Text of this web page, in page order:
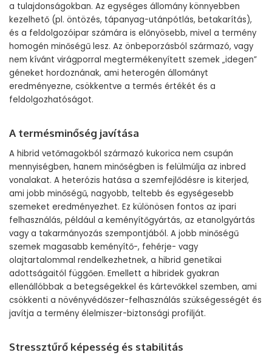
a tulajdonságokban. Az egységes állomány könnyebben
kezelhető (pl. öntözés, tápanyag-utánpótlás, betakarítás),
és a feldolgozóipar számára is előnyösebb, mivel a termény
homogén minőségű lesz. Az önbeporzásból származó, vagy
nem kívánt virágporral megtermékenyített szemek „idegen”
géneket hordoznának, ami heterogén állományt
eredményezne, csökkentve a termés értékét és a
feldolgozhatóságot.
A termésminőség javítása
A hibrid vetőmagokból származó kukorica nem csupán
mennyiségben, hanem minőségben is felülmúlja az inbred
vonalakat. A heterózis hatása a szemfejlődésre is kiterjed,
ami jobb minőségű, nagyobb, teltebb és egységesebb
szemeket eredményezhet. Ez különösen fontos az ipari
felhasználás, például a keményítőgyártás, az etanolgyártás
vagy a takarmányozás szempontjából. A jobb minőségű
szemek magasabb keményítő-, fehérje- vagy
olajtartalommal rendelkezhetnek, a hibrid genetikai
adottságaitól függően. Emellett a hibridek gyakran
ellenállóbbak a betegségekkel és kártevőkkel szemben, ami
csökkenti a növényvédőszer-felhasználás szükségességét és
javítja a termény élelmiszer-biztonsági profilját.
Stressztűrő képesség és stabilitás